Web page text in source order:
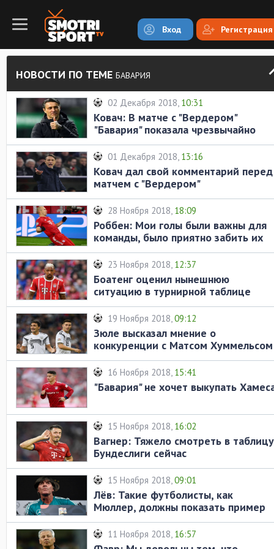
Вход Регистрация
НОВОСТИ ПО ТЕМЕ БАВАРИЯ
02 Декабря 2018, 10:31
Ковач: В матче с "Вердером"
"Бавария" показала чрезвычайно
хорошую игру
01 Декабря 2018, 13:16
Ковач дал свой комментарий перед
матчем с "Вердером"
28 Ноября 2018, 18:09
Роббен: Мои голы были важны для
команды, было приятно забить их
23 Ноября 2018, 12:37
Боатенг оценил нынешнюю
ситуацию в турнирной таблице
Бундеслиги
19 Ноября 2018,09:12
Зюле высказал мнение о
конкуренции с Матсом Хуммельсом
и Жеромом Боатенгом
16 Ноября 2018, 15:41
"Бавария" не хочет выкупать
15 Ноября 2018, 16:02
Вагнер: Тяжело смотреть в таблицу
Бундеслиги сейчас
15 Ноября 2018,09:01
Лёв: Такие футболисты, как
Мюллер, должны показать пример
юным игрокам
11 Ноября 2018, 16:57